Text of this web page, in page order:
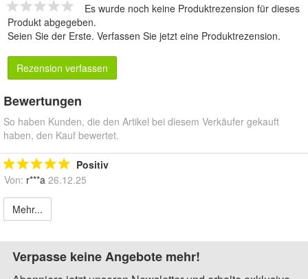
Es wurde noch keine Produktrezension für dieses
Produkt abgegeben.
Seien Sie der Erste. Verfassen Sie jetzt eine Produktrezension.
Rezension verfassen
Bewertungen
So haben Kunden, die den Artikel bei diesem Verkäufer gekauft
haben, den Kauf bewertet.
Positiv
Von: r***a 26.12.25
Mehr...
Verpasse keine Angebote mehr!